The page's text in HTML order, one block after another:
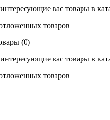
вас товары в
товаров
(0)
вас товары в
товаров